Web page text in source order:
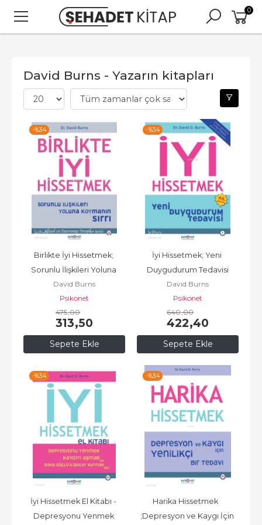
0
David Burns - Yazarın kitapları
-%34
Sepete Ekle
Birlikte İyi Hissetmek;
Sorunlu İlişkileri Yoluna
Koymanın Sırrı
David Burns
Psikonet
475,00
313,50
-%34
Sepete Ekle
İyi Hissetmek; Yeni
Duygudurum Tedavisi
David Burns
Psikonet
640,00
422,40
-%34
İyi Hissetmek El Kitabı -
Depresyonu Yenmek
-%34
Harika Hissetmek
;Depresyon ve Kaygı İçin